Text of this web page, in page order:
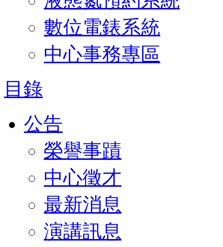
數位電錶系統
中心事務專區
目錄
公告
榮譽事蹟
中心徵才
最新消息
演講訊息